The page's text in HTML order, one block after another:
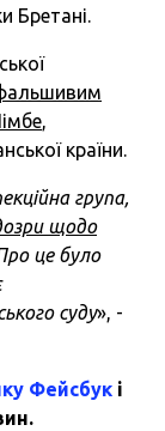
Бретані.
,
країни.
група,
щодо
це було
суду», -
Фейсбук і